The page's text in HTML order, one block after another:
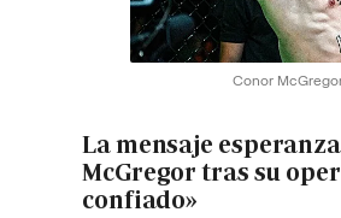
Conor
La mensaje
McGregor tras su
confiado»